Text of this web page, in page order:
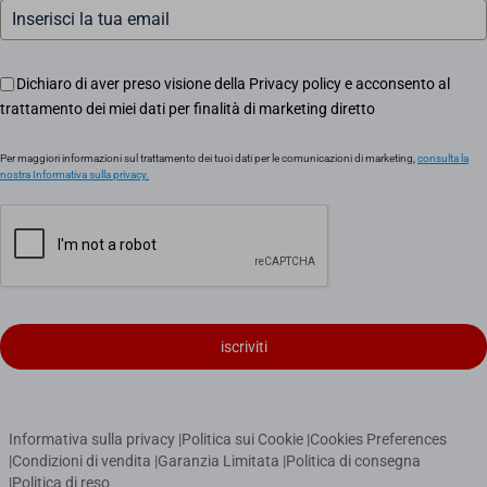
Dichiaro di aver preso visione della Privacy policy e acconsento al
trattamento dei miei dati per finalità di marketing diretto
Per maggiori informazioni sul trattamento dei tuoi dati per le comunicazioni di marketing, consulta la
nostra Informativa sulla privacy.
iscriviti
Informativa sulla privacy |Politica sui Cookie |Cookies Preferences
|Condizioni di vendita |Garanzia Limitata |Politica di consegna
|Politica di reso